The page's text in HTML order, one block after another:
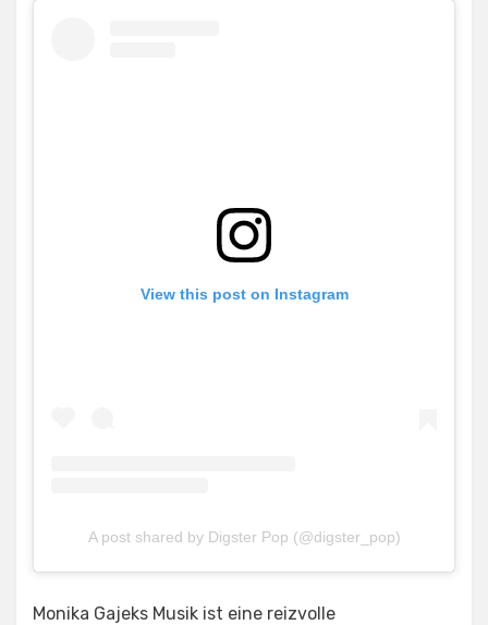
View this post on Instagram
A post shared by Digster Pop (@digster_pop)
Monika Gajeks Musik ist eine reizvolle